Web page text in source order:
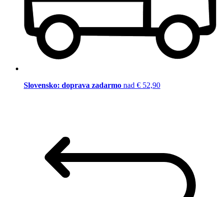
Slovensko: doprava zadarmo nad € 52,90